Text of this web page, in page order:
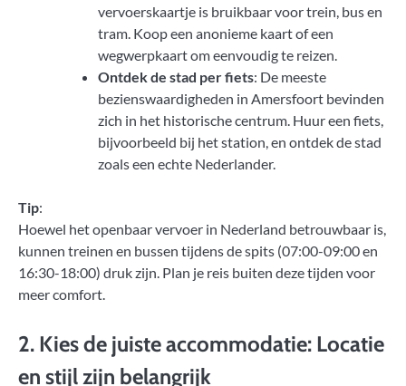
vervoerskaartje is bruikbaar voor trein, bus en
tram. Koop een anonieme kaart of een
wegwerpkaart om eenvoudig te reizen.
Ontdek de stad per fiets: De meeste
bezienswaardigheden in Amersfoort bevinden
zich in het historische centrum. Huur een fiets,
bijvoorbeeld bij het station, en ontdek de stad
zoals een echte Nederlander.
Tip:
Hoewel het openbaar vervoer in Nederland betrouwbaar is,
kunnen treinen en bussen tijdens de spits (07:00-09:00 en
16:30-18:00) druk zijn. Plan je reis buiten deze tijden voor
meer comfort.
2. Kies de juiste accommodatie: Locatie
en stijl zijn belangrijk